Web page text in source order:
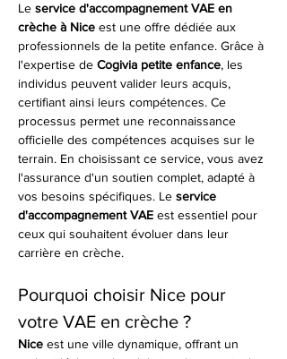
Le service d'accompagnement VAE en
crèche à Nice est une offre dédiée aux
professionnels de la petite enfance. Grâce à
l'expertise de Cogivia petite enfance, les
individus peuvent valider leurs acquis,
certifiant ainsi leurs compétences. Ce
processus permet une reconnaissance
officielle des compétences acquises sur le
terrain. En choisissant ce service, vous avez
l'assurance d'un soutien complet, adapté à
vos besoins spécifiques. Le service
d'accompagnement VAE est essentiel pour
ceux qui souhaitent évoluer dans leur
carrière en crèche.
Pourquoi choisir Nice pour
votre VAE en crèche ?
Nice est une ville dynamique, offrant un